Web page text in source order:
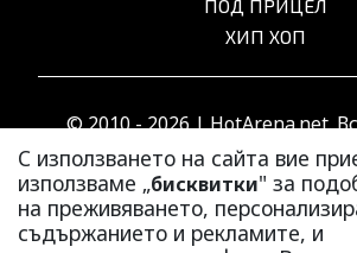
С използването на сайта вие
използваме „бисквитки" за
на преживяването,
съдържанието и рекламите, и
ПОД ПРИЦЕЛ
ХИП ХОП
© 2010 - 2026 | HotArena.net.
запазени.
РЕКЛАМА